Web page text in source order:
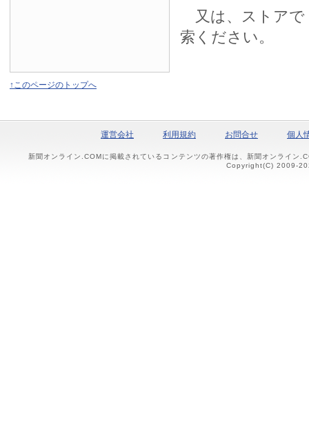
又は、ストアで
索ください。
↑このページのトップへ
運営会社 利用規約 お問合せ 個人
新聞オンライン.COMに掲載されているコンテンツの著作権は、新聞オンライン
Copyright(C) 2009-